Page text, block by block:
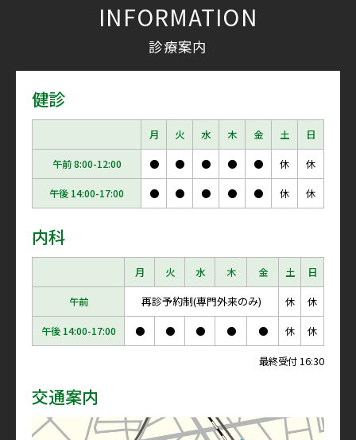
INFORMATION
診療案内
健診
月 火 水 木 金 土 日
午前 8:00-12:00 ● ● ● ● ● 休 休
午後 14:00-17:00 ● ● ● ● ● 休 休
内科
月 火 水 木 金 土 日
午前 再診予約制(専門外来のみ) 休 休
午後 14:00-17:00 ● ● ● ● ● 休 休
最終受付 16:30
交通案内